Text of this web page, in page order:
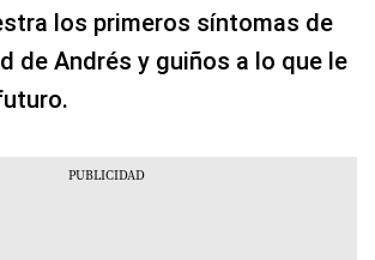
los primeros síntomas de
de Andrés y guiños a lo que le